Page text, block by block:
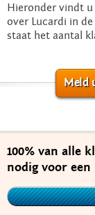
Hieronder vindt u
over Lucardi in
staat het aantal
Meld
100% van alle
nodig voor